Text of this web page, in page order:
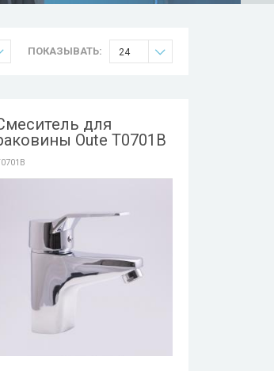
ПОКАЗЫВАТЬ: 24
для
Oute T0701B